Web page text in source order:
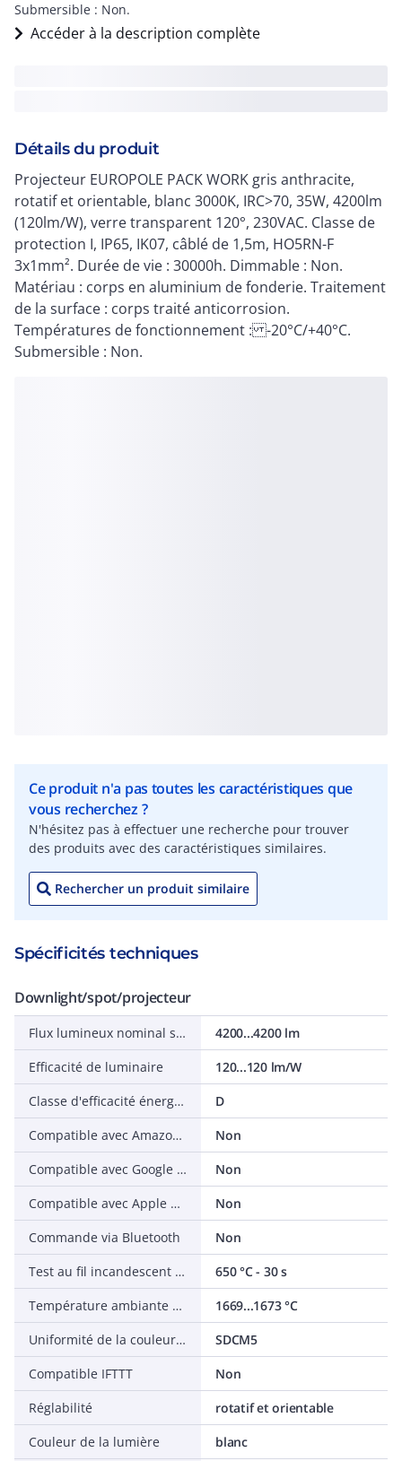
Submersible : Non.
Accéder à la description complète
Détails du produit
Projecteur EUROPOLE PACK WORK gris anthracite,
rotatif et orientable, blanc 3000K, IRC>70, 35W, 4200lm
(120lm/W), verre transparent 120°, 230VAC. Classe de
protection I, IP65, IK07, câblé de 1,5m, HO5RN-F
3x1mm². Durée de vie : 30000h. Dimmable : Non.
Matériau : corps en aluminium de fonderie. Traitement
de la surface : corps traité anticorrosion.
Températures de fonctionnement : -20°C/+40°C.
Submersible : Non.
Ce produit n'a pas toutes les caractéristiques que
vous recherchez ?
N'hésitez pas à effectuer une recherche pour trouver
des produits avec des caractéristiques similaires.
Rechercher un produit similaire
Spécificités techniques
Downlight/spot/projecteur
Flux lumineux nominal selon IEC 62722-2-1
4200...4200 lm
Efficacité de luminaire
120...120 lm/W
Classe d'efficacité énergétique pour la source lumineuse selon dir. UE 2019/2015
D
Compatible avec Amazon Alexa
Non
Compatible avec Google Assistant
Non
Compatible avec Apple HomeKit
Non
Commande via Bluetooth
Non
Test au fil incandescent selon IEC 60695-2-11
650 °C - 30 s
Température ambiante nominale selon IEC 62722-2-1
1669...1673 °C
Uniformité de la couleur (ellipse de McAdam)
SDCM5
Compatible IFTTT
Non
Réglabilité
rotatif et orientable
Couleur de la lumière
blanc